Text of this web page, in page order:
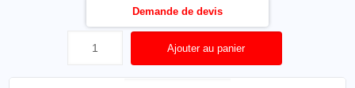
Ajouter au panier
Demande de devis